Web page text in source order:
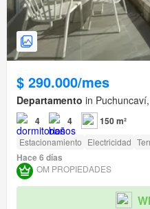
$ 290.000/mes
Departamento in
4 4 150 m²
Estacionamiento Electricidad
Hace 6 días
OM PROPIEDADES